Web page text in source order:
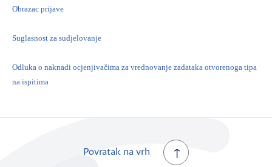
Obrazac prijave
Suglasnost za sudjelovanje
Odluka o naknadi ocjenjivačima za vrednovanje zadataka otvorenoga tipa
na ispitima
Povratak na vrh